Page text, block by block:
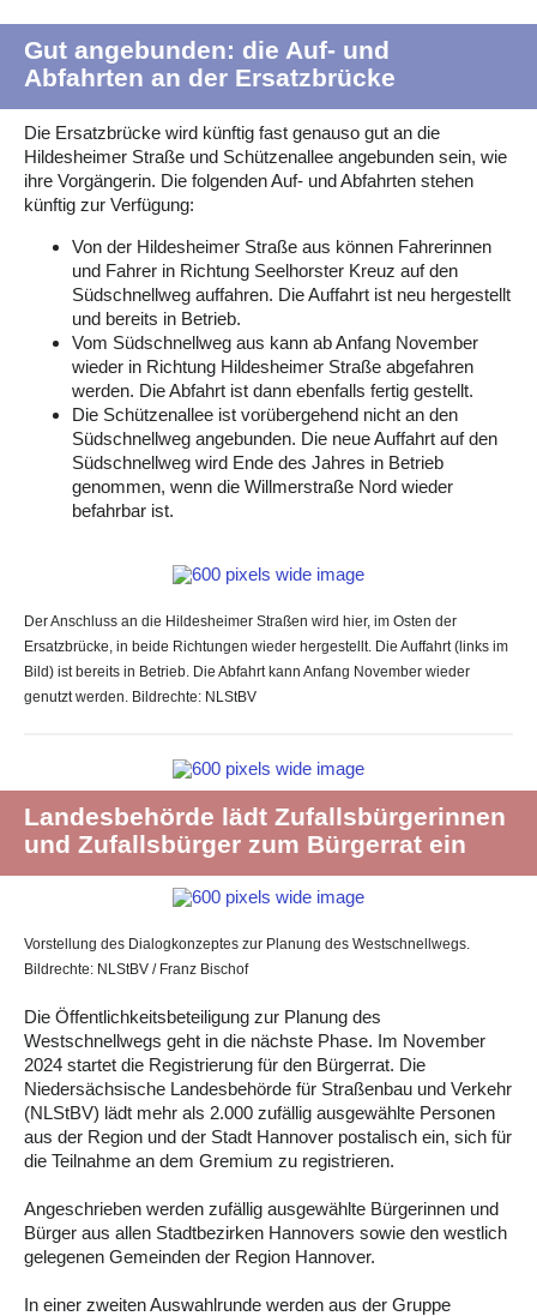
Gut angebunden: die Auf- und
Abfahrten an der Ersatzbrücke
Die Ersatzbrücke wird künftig fast genauso gut an die
Hildesheimer Straße und Schützenallee angebunden sein, wie
ihre Vorgängerin. Die folgenden Auf- und Abfahrten stehen
künftig zur Verfügung:
Von der Hildesheimer Straße aus können Fahrerinnen
und Fahrer in Richtung Seelhorster Kreuz auf den
Südschnellweg auffahren. Die Auffahrt ist neu hergestellt
und bereits in Betrieb.
Vom Südschnellweg aus kann ab Anfang November
wieder in Richtung Hildesheimer Straße abgefahren
werden. Die Abfahrt ist dann ebenfalls fertig gestellt.
Die Schützenallee ist vorübergehend nicht an den
Südschnellweg angebunden. Die neue Auffahrt auf den
Südschnellweg wird Ende des Jahres in Betrieb
genommen, wenn die Willmerstraße Nord wieder
befahrbar ist.
Der Anschluss an die Hildesheimer Straßen wird hier, im Osten der
Ersatzbrücke, in beide Richtungen wieder hergestellt. Die Auffahrt (links im
Bild) ist bereits in Betrieb. Die Abfahrt kann Anfang November wieder
genutzt werden. Bildrechte: NLStBV
Landesbehörde lädt Zufallsbürgerinnen
und Zufallsbürger zum Bürgerrat ein
Vorstellung des Dialogkonzeptes zur Planung des Westschnellwegs.
Bildrechte: NLStBV / Franz Bischof
Die Öffentlichkeitsbeteiligung zur Planung des
Westschnellwegs geht in die nächste Phase. Im November
2024 startet die Registrierung für den Bürgerrat. Die
Niedersächsische Landesbehörde für Straßenbau und Verkehr
(NLStBV) lädt mehr als 2.000 zufällig ausgewählte Personen
aus der Region und der Stadt Hannover postalisch ein, sich für
die Teilnahme an dem Gremium zu registrieren.
Angeschrieben werden zufällig ausgewählte Bürgerinnen und
Bürger aus allen Stadtbezirken Hannovers sowie den westlich
gelegenen Gemeinden der Region Hannover.
In einer zweiten Auswahlrunde werden aus der Gruppe